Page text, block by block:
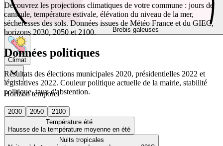
Brebis galeuses
Climat
Horizon temporel
2030 2050
2100
Température été
Hausse de la température moyenne en été
Nuits tropicales
Découvrez les projections climatiques de votre commune : jours de
canicule, température estivale, élévation du niveau de la mer,
sécheresses des sols. Données issues de Météo France et du GIEC,
horizons 2030, 2050 et 2100.
Données politiques
Résultats des élections municipales 2020, présidentielles 2022 et
législatives 2022. Couleur politique actuelle de la mairie, stabilité
politique, taux d'abstention.